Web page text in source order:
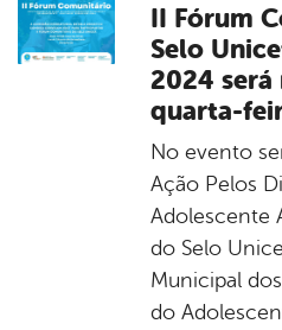
II Fórum
Selo
2024 será
quarta-
No evento
Ação Pelos
Adolescente
do Selo
Municipal
do